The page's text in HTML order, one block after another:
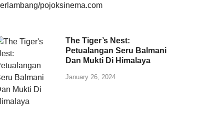
The Tiger’s Nest:
Petualangan Seru Balmani
Dan Mukti Di Himalaya
January 26, 2024